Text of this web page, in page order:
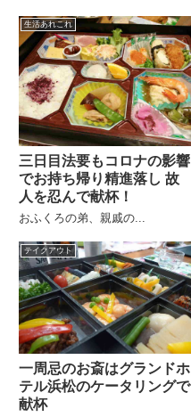
生活あれこれ
三日目法要もコロナの影響
でお持ち帰り精進落し 故
人を忍んで献杯！
おふくろの弟、親戚の...
テイクアウト
一周忌のお斎はグランドホ
テル浜松のケータリングで
献杯